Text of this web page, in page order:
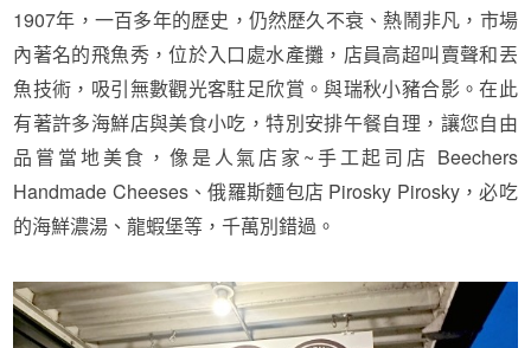
1907年，一百多年的歷史，仍然歷久不衰、熱鬧非凡，市場
內著名的飛魚秀，位於入口處水產攤，店員高超叫賣聲和丟
魚技術，吸引無數觀光客駐足欣賞。與瑞秋小豬合影。在此
有著許多海鮮店與美食小吃，特別安排午餐自理，讓您自由
品嘗當地美食，像是人氣店家 ~手工起司店 Beechers
Handmade Cheeses、俄羅斯麵包店 Pirosky Pirosky，必吃
的海鮮濃湯、龍蝦堡等，千萬別錯過。